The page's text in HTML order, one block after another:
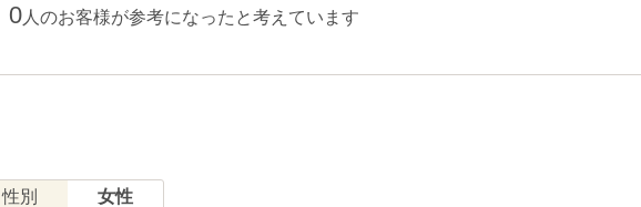
0人のお客様が参考になったと考えています
性別 女性